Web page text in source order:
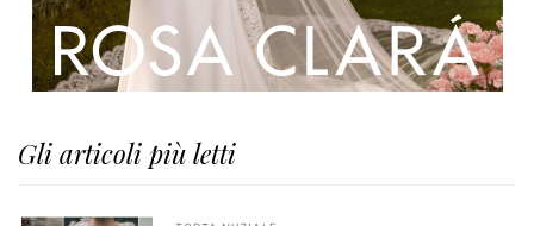
Gli articoli più letti